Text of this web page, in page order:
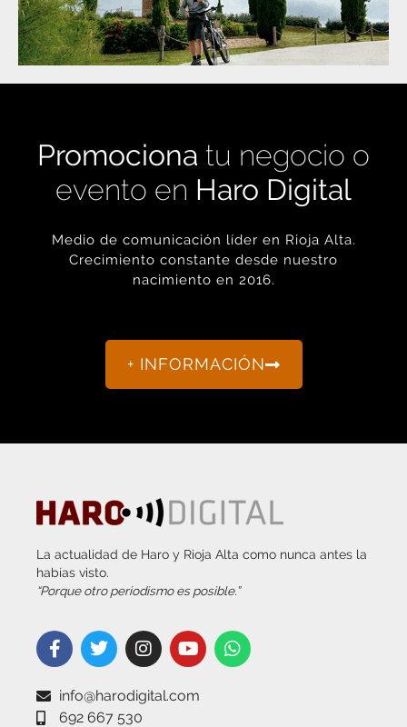
Promociona tu negocio o
evento en Haro Digital
Medio de comunicación líder en Rioja Alta.
Crecimiento constante desde nuestro
nacimiento en 2016.
+ INFORMACIÓN
La actualidad de Haro y Rioja Alta como nunca antes la
habías visto.
“Porque otro periodismo es posible.”
info@harodigital.com
692 667 530